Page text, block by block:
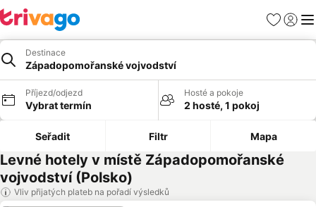
Oblíbené
Destinace
Západopomořanské vojvodství
Příjezd/odjezd
Vybrat termín
Hosté a pokoje
2 hosté, 1 pokoj
Seřadit Filtr Mapa
Levné hotely v místě Západopomořanské
vojvodství (Polsko)
Vliv přijatých plateb na pořadí výsledků